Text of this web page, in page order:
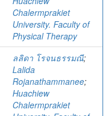
Chalermprakiet
University. Faculty of
Physical Therapy
ลลิดา โรจนธรรมณี;
Lalida
Rojanathammanee;
Huachiew
Chalermprakiet